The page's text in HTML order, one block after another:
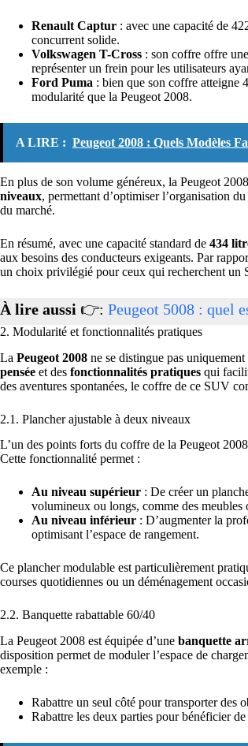
Renault Captur : avec une capacité de
concurrent solide.
Volkswagen T-Cross : son coffre offre
représenter un frein pour les utilisateurs
Ford Puma : bien que son coffre atteigne
modularité que la Peugeot 2008.
A LIRE : Peugeot 2008 : Quels Modèles
En plus de son volume généreux, la Peugeot
niveaux, permettant d’optimiser l’organisation
du marché.
En résumé, avec une capacité standard de 434
aux besoins des conducteurs exigeants. Par
un choix privilégié pour ceux qui recherchent
À lire aussi 👉: Peugeot 5008 : quel
2. Modularité et fonctionnalités pratiques
La Peugeot 2008 ne se distingue pas
pensée et des fonctionnalités pratiques qui
des aventures spontanées, le coffre de ce SUV
2.1. Plancher ajustable à deux niveaux
L’un des points forts du coffre de la Peugeot
Cette fonctionnalité permet :
Au niveau supérieur : De créer un
volumineux ou longs, comme des meubles
Au niveau inférieur : D’augmenter la
optimisant l’espace de rangement.
Ce plancher modulable est particulièrement
courses quotidiennes ou un déménagement
2.2. Banquette rabattable 60/40
La Peugeot 2008 est équipée d’une banquette
disposition permet de moduler l’espace de
exemple :
Rabattre un seul côté pour transporter des
Rabattre les deux parties pour bénéficier de